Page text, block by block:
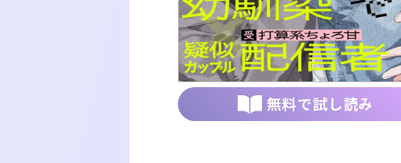
無料で試し読み